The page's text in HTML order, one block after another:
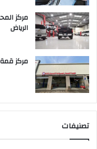
مركز
الرياض
مركز قمة
تصنيفات